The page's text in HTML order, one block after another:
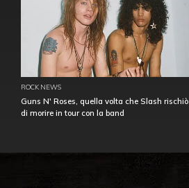
ROCK NEWS
Guns N' Roses, quella volta che Slash rischiò
di morire in tour con la band